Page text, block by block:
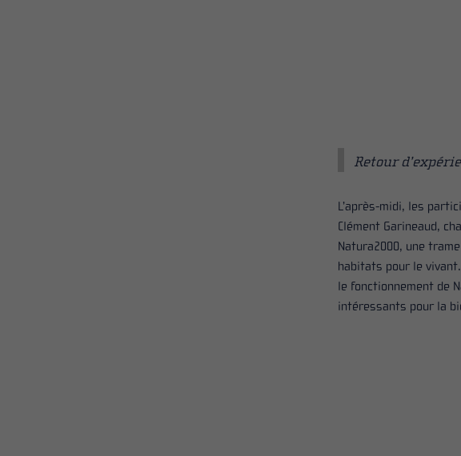
Retour
L’après-midi, les
Clément Garineaud,
Natura2000, une
habitats pour le
le fonctionnement de
intéressants pour la